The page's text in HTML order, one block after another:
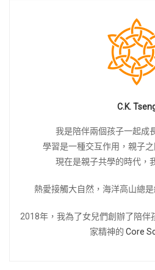
C.K.
我是陪伴兩個孩子一起成
學習是一種交互作用，親子
現在是親子共學的時代，
熱愛接觸大自然，海洋高山總
2018年，我為了女兒們創辦了陪伴
家精神的 Core